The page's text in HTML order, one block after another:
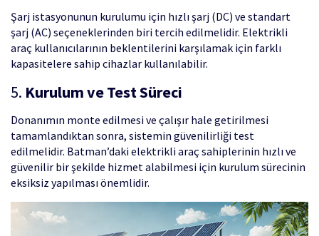
Şarj istasyonunun kurulumu için hızlı şarj (DC) ve standart
şarj (AC) seçeneklerinden biri tercih edilmelidir. Elektrikli
araç kullanıcılarının beklentilerini karşılamak için farklı
kapasitelere sahip cihazlar kullanılabilir.
5. Kurulum ve Test Süreci
Donanımın monte edilmesi ve çalışır hale getirilmesi
tamamlandıktan sonra, sistemin güvenilirliği test
edilmelidir. Batman’daki elektrikli araç sahiplerinin hızlı ve
güvenilir bir şekilde hizmet alabilmesi için kurulum sürecinin
eksiksiz yapılması önemlidir.